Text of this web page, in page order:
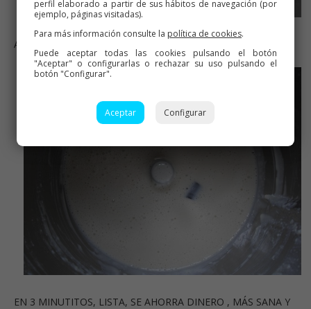
ANTES DE HACERSE LA LECHE CONDENSADA
EN 3 MINUTITOS, LISTA, SE AHORRA DINERO , MÁS SANA Y
perfil elaborado a partir de sus hábitos de navegación (por
ejemplo, páginas visitadas).
Para más información consulte la política de cookies.
Puede aceptar todas las cookies pulsando el botón
"Aceptar" o configurarlas o rechazar su uso pulsando el
botón "Configurar".
Aceptar Configurar